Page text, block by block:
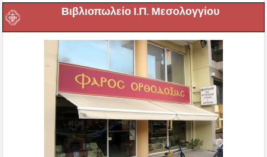
Βιβλιοπωλείο Ι.Π. Μεσολογγίου